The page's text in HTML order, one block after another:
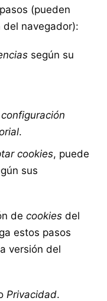
(pueden
navegador):
según su
.
cookies, puede
sus
de cookiesdel
estos pasos
versión del
Privacidad.